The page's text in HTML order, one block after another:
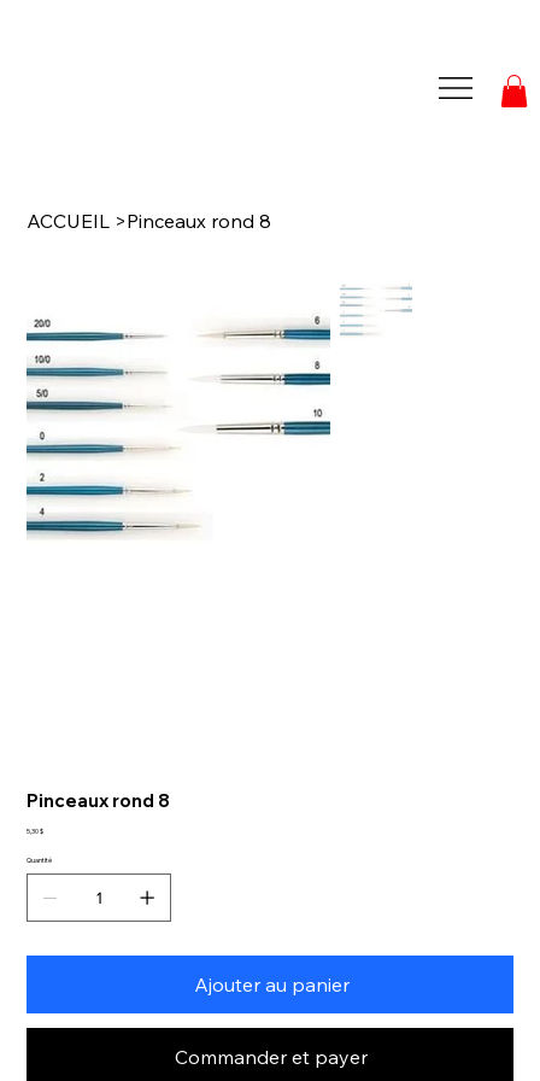
ACCUEIL >Pinceaux rond 8
Pinceaux rond 8
Prix
5,30 $
Quantité
Ajouter au panier
Commander et payer